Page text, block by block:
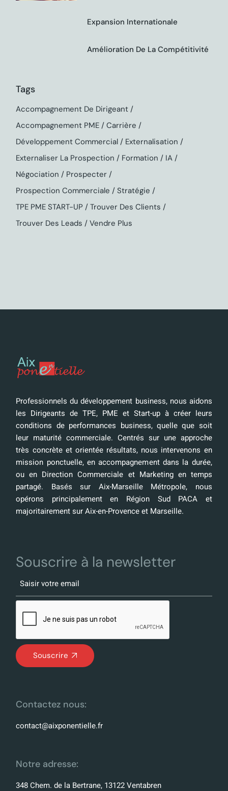
Expansion Internationale
Amélioration De La Compétitivité
Tags
Accompagnement De Dirigeant
Accompagnement PME
Carrière
Développement Commercial
Externalisation
Externaliser La Prospection
Formation
IA
Négociation
Prospecter
Prospection Commerciale
Stratégie
TPE PME START-UP
Trouver Des Clients
Trouver Des Leads
Vendre Plus
Professionnels du développement business, nous aidons
les Dirigeants de TPE, PME et Start-up à créer leurs
conditions de performances business, quelle que soit
leur maturité commerciale. Centrés sur une approche
très concrète et orientée résultats, nous intervenons en
mission ponctuelle, en accompagnement dans la durée,
ou en Direction Commerciale et Marketing en temps
partagé. Basés sur Aix-Marseille Métropole, nous
opérons principalement en Région Sud PACA et
majoritairement sur Aix-en-Provence et Marseille.
Souscrire à la newsletter
Souscrire
Contactez nous:
contact@aixponentielle.fr
Notre adresse:
348 Chem. de la Bertrane, 13122 Ventabren